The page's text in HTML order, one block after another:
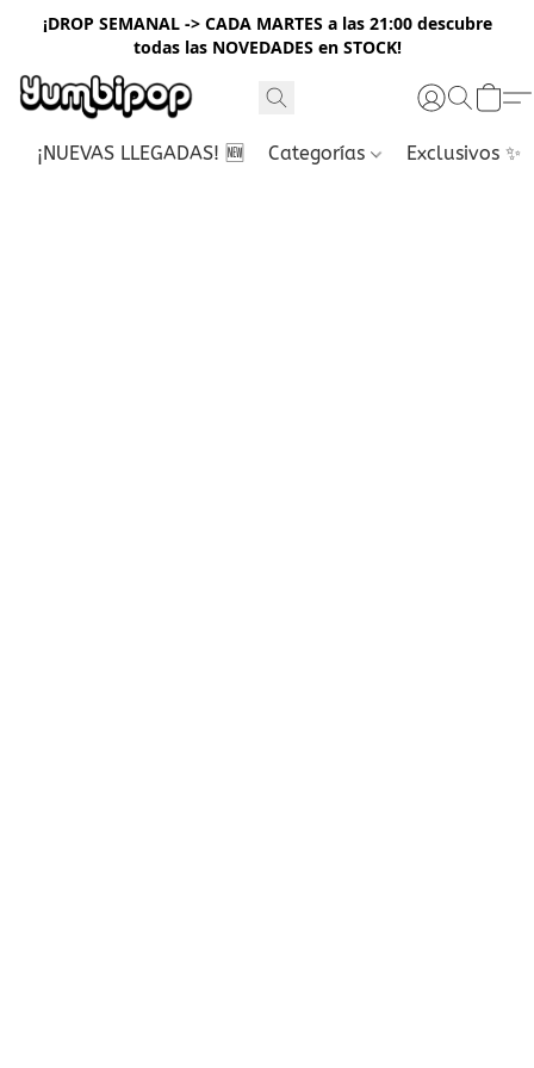
¡DROP SEMANAL -> CADA MARTES a las 21:00 descubre
todas las NOVEDADES en STOCK!
¡NUEVAS LLEGADAS! 🆕 Categorías Exclusivos ✨